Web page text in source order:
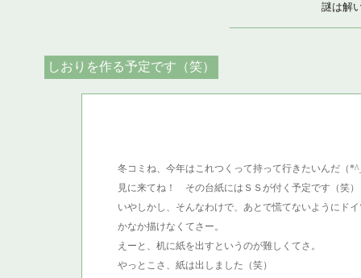
謎は解
しおりを作る予定です（笑）
冬コミね、今年はこれつくって持って行きたいんだ（
見に来てね！ その台紙にはＳＳが付く予定です（笑）
いやしかし、そんなわけで、あとで慌てないようにド
かなか描けなくてさー。
えーと、机に紙を出すというのが難しくてさ。
やっとこさ、紙は出しました（笑）